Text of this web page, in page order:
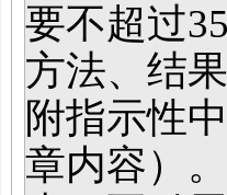
要不超过
方法、结
附指示性
章内容）